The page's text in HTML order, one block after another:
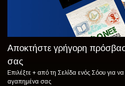
Αποκτήστε γρήγορη
σας
Επιλέξτε + από τη Σελίδα ενός Σόου για να
αγαπημένα σας